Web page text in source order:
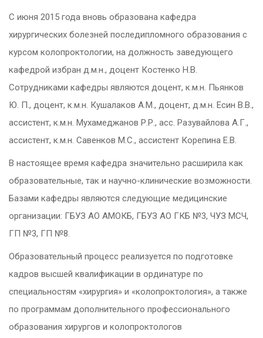
С июня 2015 года вновь образована кафедра
хирургических болезней последипломного образования с
курсом колопроктологии, на должность заведующего
кафедрой избран д.м.н., доцент Костенко Н.В.
Сотрудниками кафедры являются доцент, к.м.н. Пьянков
Ю. П., доцент, к.м.н. Кушалаков А.М., доцент, д.м.н. Есин В.В.,
ассистент, к.м.н. Мухамеджанов Р.Р., асс. Разувайлова А.Г.,
ассистент, к.м.н. Савенков М.С., ассистент Корепина Е.В.
В настоящее время кафедра значительно расширила как
образовательные, так и научно-клинические возможности.
Базами кафедры являются следующие медицинские
организации: ГБУЗ АО АМОКБ, ГБУЗ АО ГКБ №3, ЧУЗ МСЧ,
ГП №3, ГП №8.
Образовательный процесс реализуется по подготовке
кадров высшей квалификации в ординатуре по
специальностям «хирургия» и «колопроктология», а также
по программам дополнительного профессионального
образования хирургов и колопроктологов